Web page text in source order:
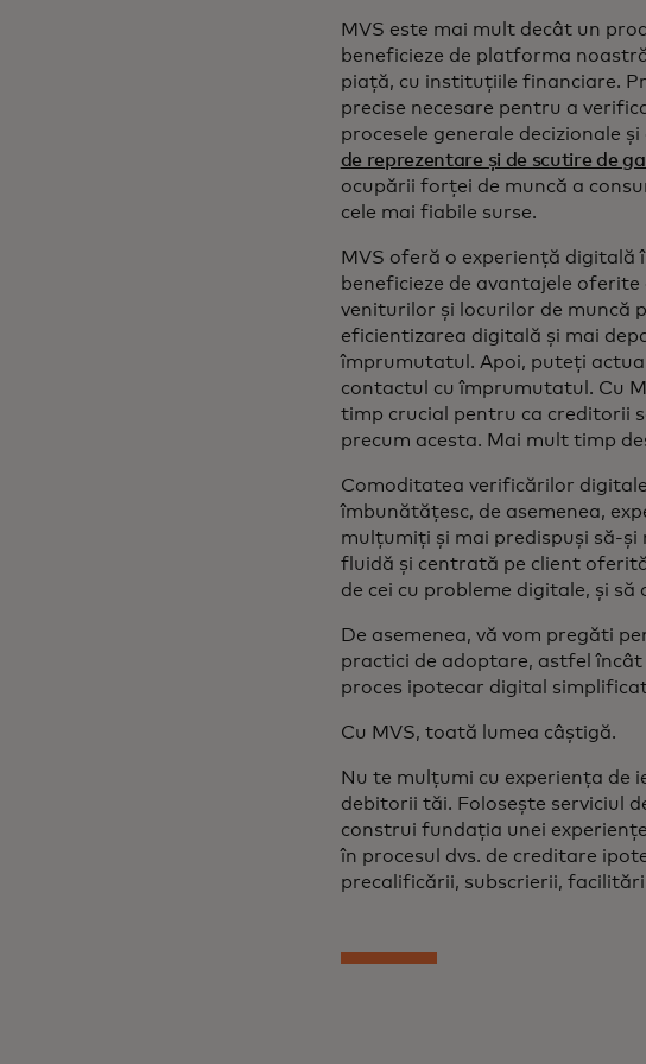
MVS este mai mult decât un
beneficieze de platforma
piață, cu instituțiile financiare.
precise necesare pentru a
procesele generale decizionale
de reprezentare și de scutire de
ocupării forței de muncă a
cele mai fiabile surse.
MVS oferă o experiență
beneficieze de avantajele
veniturilor și locurilor de muncă
eficientizarea digitală și mai
împrumutatul. Apoi, puteți
contactul cu împrumutatul. Cu
timp crucial pentru ca creditorii
precum acesta. Mai mult timp
Comoditatea verificărilor
îmbunătățesc, de asemenea,
mulțumiți și mai predispuși să-
fluidă și centrată pe client
de cei cu probleme digitale, și
De asemenea, vă vom pregăti
practici de adoptare, astfel
proces ipotecar digital
Cu MVS, toată lumea câștigă.
Nu te mulțumi cu experiența de
debitorii tăi. Folosește serviciul
construi fundația unei
în procesul dvs. de creditare
precalificării, subscrierii,